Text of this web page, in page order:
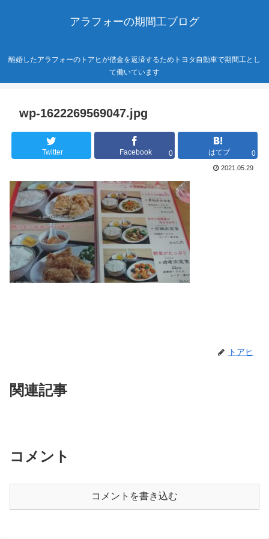
アラフォーの期間工ブログ
離婚したアラフォーのトアヒが借金を返済するためトヨタ自動車で期間工とし
て働いています
wp-1622269569047.jpg
Twitter Facebook 0 はてブ 0
2021.05.29
トアヒ
関連記事
コメント
コメントを書き込む